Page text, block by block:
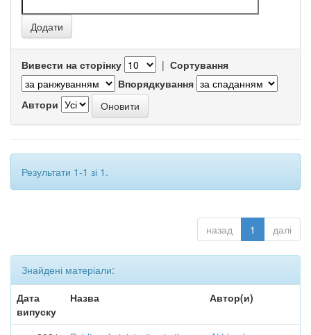
Вивести на сторінку | Сортування
Впорядкування
Автори
Результати 1-1 зі 1.
назад 1 далі
Знайдені матеріали:
Дата
випуску
Назва Автор(и)